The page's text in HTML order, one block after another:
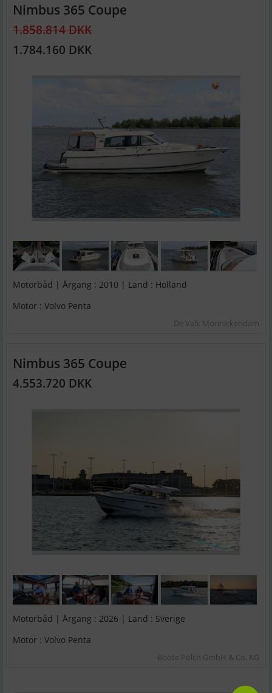
Nimbus 365 Coupe
1.858.814 DKK
1.784.160 DKK
Motorbåd | Årgang : 2010 | Land : Holland
Motor : Volvo Penta
De Valk Monnickendam
Nimbus 365 Coupe
4.553.720 DKK
Motorbåd | Årgang : 2026 | Land : Sverige
Motor : Volvo Penta
Boote Polch GmbH & Co. KG